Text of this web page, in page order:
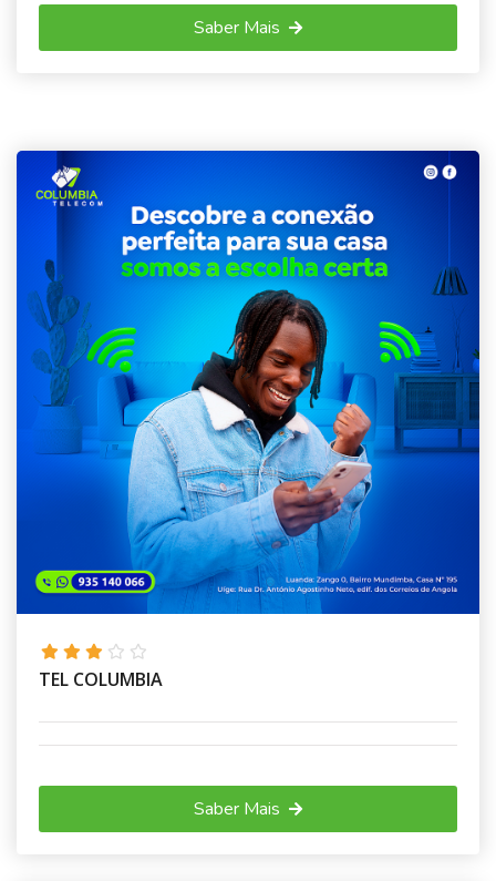
Saber Mais
TEL COLUMBIA
Saber Mais